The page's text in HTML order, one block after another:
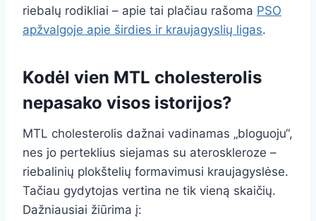
riebalų rodikliai – apie tai plačiau rašoma PSO
apžvalgoje apie širdies ir kraujagyslių ligas.
Kodėl vien MTL cholesterolis
nepasako visos istorijos?
MTL cholesterolis dažnai vadinamas „bloguoju“,
nes jo perteklius siejamas su ateroskleroze –
riebalinių plokštelių formavimusi kraujagyslėse.
Tačiau gydytojas vertina ne tik vieną skaičių.
Dažniausiai žiūrima į: